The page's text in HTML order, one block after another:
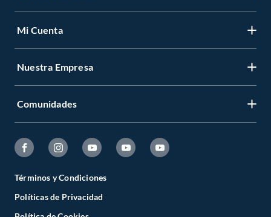
Mi Cuenta
Nuestra Empresa
Comunidades
Términos y Condiciones
Políticas de Privacidad